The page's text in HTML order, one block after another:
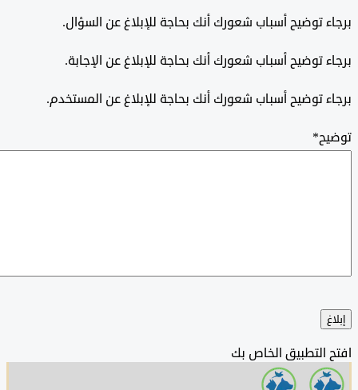
توضيح أسباب شعورك أنك بحاجة للإبلاغ عن السؤال.
توضيح أسباب شعورك أنك بحاجة للإبلاغ عن الإجابة.
توضيح أسباب شعورك أنك بحاجة للإبلاغ عن المستخدم.
*
التطبيق الخاص بك